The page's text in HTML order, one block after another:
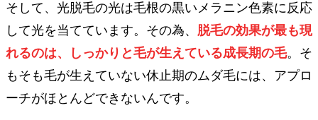
そして、光脱毛の光は毛根の黒いメラニン色素に反応
して光を当てています。その為、 脱毛の効果が最も現
れるのは、しっかりと毛が生えている成長期の毛。そ
もそも毛が生えていない休止期のムダ毛には、アプロ
ーチがほとんどできないんです。